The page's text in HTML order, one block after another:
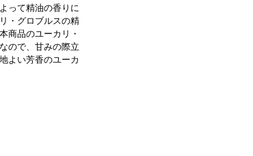
って精油の香りに
・グロブルスの精
商品のユーカリ・
ので、甘みの際立
よい芳香のユーカ